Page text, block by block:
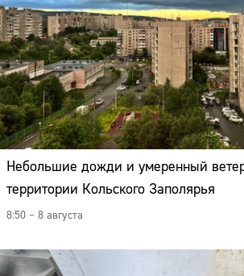
Небольшие дожди и умеренный
территории Кольского Заполярья
8:50 – 8 августа